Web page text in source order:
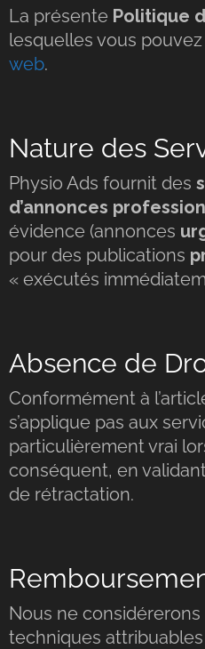
La présente Politique
lesquelles vous
web.
Nature des
Physio Ads fournit des
d’annonces
évidence (annonces
pour des publications
« exécutés
Absence de
Conformément à
s’applique pas aux
particulièrement vrai
conséquent, en
de rétractation.
Nous ne
techniques